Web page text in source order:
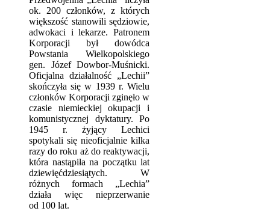
ok. 200 członków, z których
większość stanowili sędziowie,
adwokaci i lekarze. Patronem
Korporacji był dowódca
Powstania Wielkopolskiego
gen. Józef Dowbor-Muśnicki.
Oficjalna działalność „Lechii”
skończyła się w 1939 r. Wielu
członków Korporacji zginęło w
czasie niemieckiej okupacji i
komunistycznej dyktatury. Po
1945 r. żyjący Lechici
spotykali się nieoficjalnie kilka
razy do roku aż do reaktywacji,
która nastąpiła na początku lat
dziewięćdziesiątych. W
różnych formach „Lechia”
działa więc nieprzerwanie
od 100 lat.